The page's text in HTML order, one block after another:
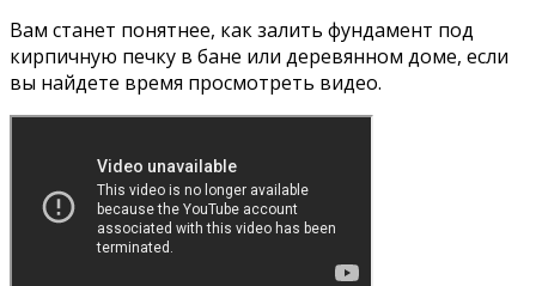
Вам станет понятнее, как залить фундамент под
кирпичную печку в бане или деревянном доме, если
вы найдете время просмотреть видео.